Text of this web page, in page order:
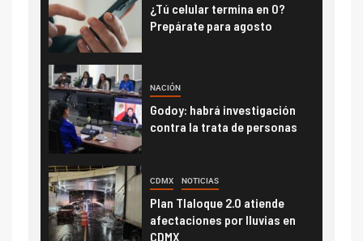
¿Tú celular termina en 0?
Prepárate para agosto
NACIÓN
Godoy: habrá investigación
contra la trata de personas
CDMX NOTICIAS
Plan Tlaloque 2.0 atiende
afectaciones por lluvias en
CDMX